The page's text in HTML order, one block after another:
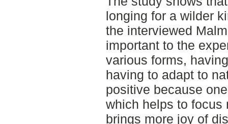
longing for a wilder
the interviewed
important to the
various forms,
having to adapt to
positive because
which helps to focus
brings more joy of